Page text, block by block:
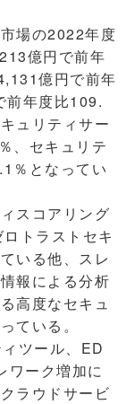
場の2022年度
億円で前年
億円で前年
前年度比109.
ュリティサー
、セキュリテ
％となってい
スコアリング
トラストセキ
いる他、スレ
報による分析
高度なセキュ
ている。
ツール、ED
ワーク増加に
ラウドサービ